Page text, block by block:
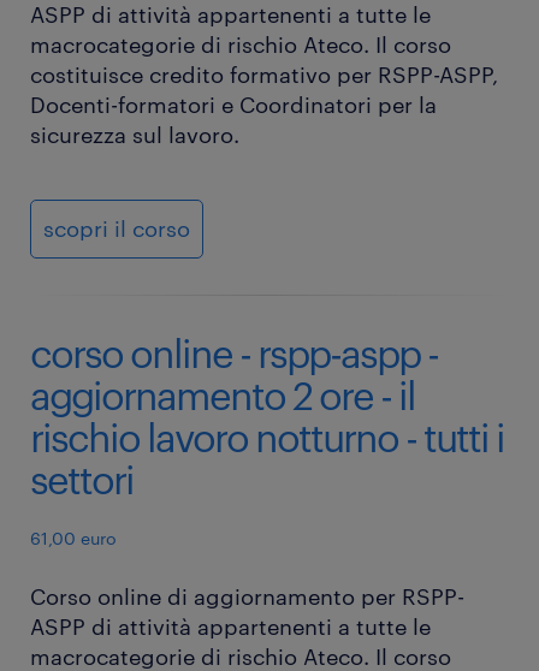
ASPP di attività appartenenti a tutte le
macrocategorie di rischio Ateco. Il corso
costituisce credito formativo per RSPP-ASPP,
Docenti-formatori e Coordinatori per la
sicurezza sul lavoro.
scopri il corso
corso online - rspp-aspp -
aggiornamento 2 ore - il
rischio lavoro notturno - tutti i
settori
61,00 euro
Corso online di aggiornamento per RSPP-
ASPP di attività appartenenti a tutte le
macrocategorie di rischio Ateco. Il corso